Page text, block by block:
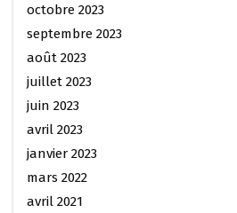
octobre 2023
septembre 2023
août 2023
juillet 2023
juin 2023
avril 2023
janvier 2023
mars 2022
avril 2021